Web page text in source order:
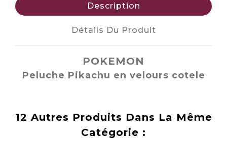
Description
Détails Du Produit
POKEMON
Peluche Pikachu en velours cotele
12 Autres Produits Dans La Même
Catégorie :